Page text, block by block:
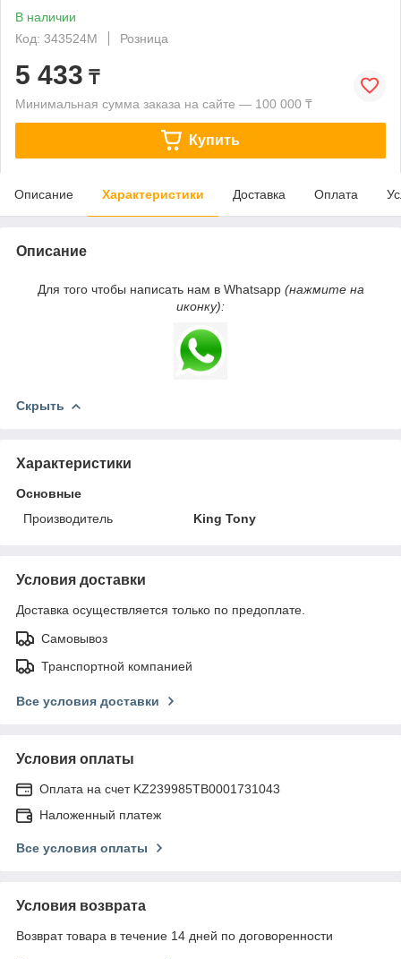
В наличии
Код: 343524M
Розница
5 433 ₸
Минимальная сумма заказа на сайте — 100 000 ₸
Купить
Описание Характеристики Доставка Оплата
Описание
Для того чтобы написать нам в Whatsapp (нажмите на
иконку):
Скрыть
Характеристики
Основные
Производитель
King Tony
Условия доставки
Доставка осуществляется только по предоплате.
Самовывоз
Транспортной компанией
Все условия доставки
Условия оплаты
Оплата на счет KZ239985TB0001731043
Наложенный платеж
Все условия оплаты
Условия возврата
Возврат товара в течение 14 дней по договоренности